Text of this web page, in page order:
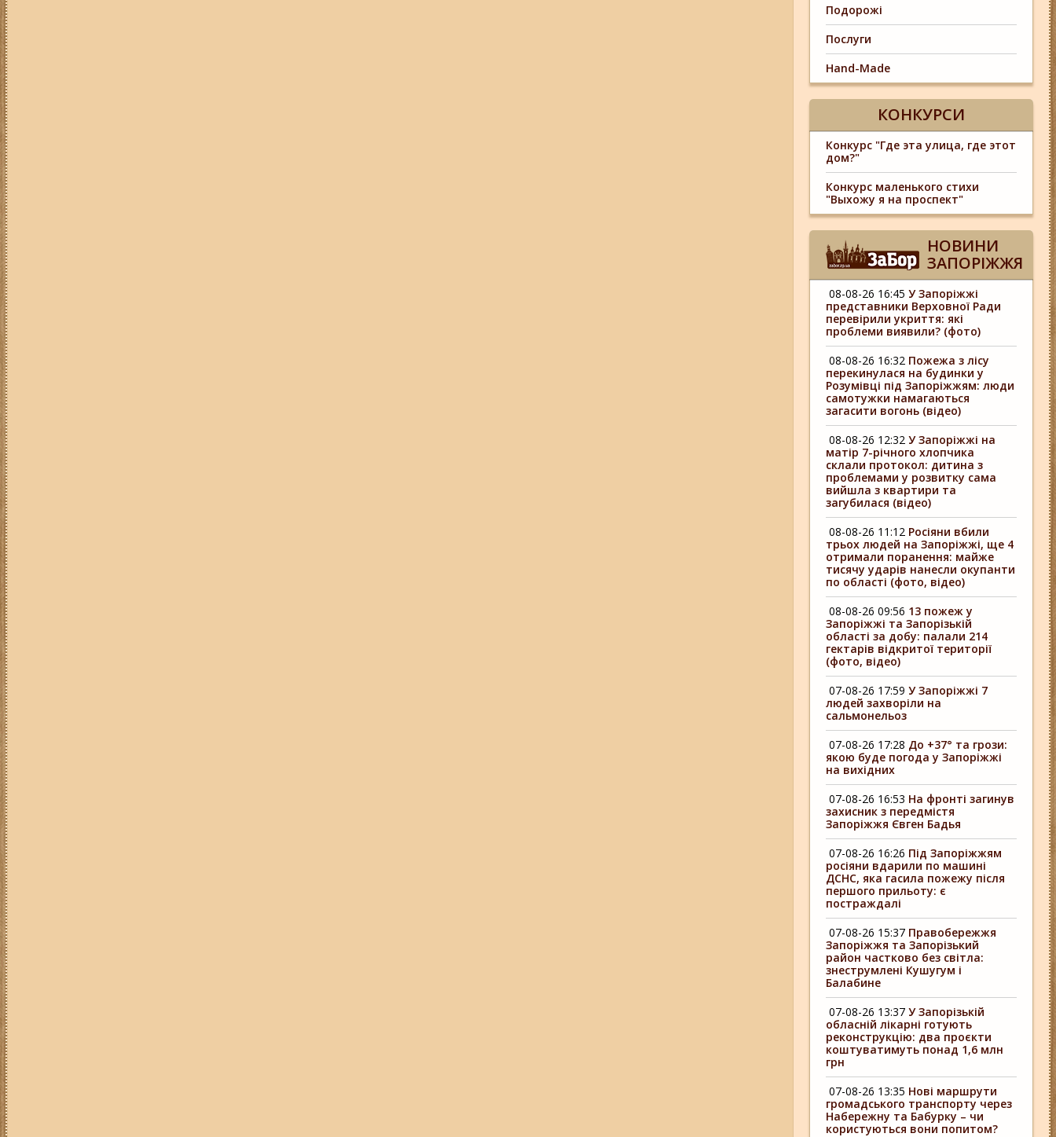
Подорожі
Послуги
Hand-Made
КОНКУРСИ
Конкурс "Где эта улица, где этот
дом?"
Конкурс маленького стихи
"Выхожу я на проспект"
НОВИНИ
ЗАПОРІЖЖЯ
08-08-26 16:45 У Запоріжжі
представники Верховної Ради
перевірили укриття: які
проблеми виявили? (фото)
08-08-26 16:32 Пожежа з лісу
перекинулася на будинки у
Розумівці під Запоріжжям: люди
самотужки намагаються
загасити вогонь (відео)
08-08-26 12:32 У Запоріжжі на
матір 7-річного хлопчика
склали протокол: дитина з
проблемами у розвитку сама
вийшла з квартири та
загубилася (відео)
08-08-26 11:12 Росіяни вбили
трьох людей на Запоріжжі, ще 4
отримали поранення: майже
тисячу ударів нанесли окупанти
по області (фото, відео)
08-08-26 09:56 13 пожеж у
Запоріжжі та Запорізькій
області за добу: палали 214
гектарів відкритої території
(фото, відео)
07-08-26 17:59 У Запоріжжі 7
людей захворіли на
сальмонельоз
07-08-26 17:28 До +37° та грози:
якою буде погода у Запоріжжі
на вихідних
07-08-26 16:53 На фронті загинув
захисник з передмістя
Запоріжжя Євген Бадья
07-08-26 16:26 Під Запоріжжям
росіяни вдарили по машині
ДСНС, яка гасила пожежу після
першого прильоту: є
постраждалі
07-08-26 15:37 Правобережжя
Запоріжжя та Запорізький
район частково без світла:
знеструмлені Кушугум і
Балабине
07-08-26 13:37 У Запорізькій
обласній лікарні готують
реконструкцію: два проєкти
коштуватимуть понад 1,6 млн
грн
07-08-26 13:35 Нові маршрути
громадського транспорту через
Набережну та Бабурку – чи
користуються вони попитом?